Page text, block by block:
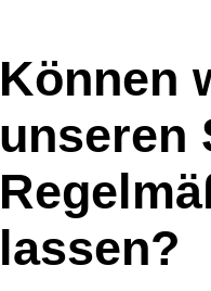
Können
unseren
lassen?